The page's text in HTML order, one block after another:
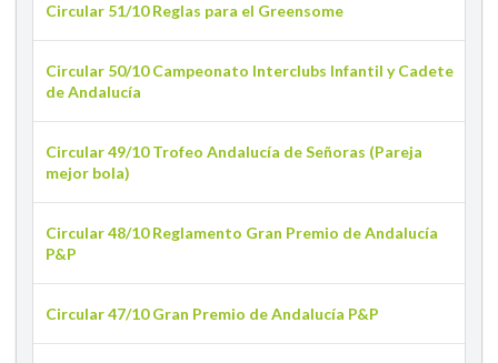
Circular 51/10 Reglas para el Greensome
Circular 50/10 Campeonato Interclubs Infantil y Cadete
de Andalucía
Circular 49/10 Trofeo Andalucía de Señoras (Pareja
mejor bola)
Circular 48/10 Reglamento Gran Premio de Andalucía
P&P
Circular 47/10 Gran Premio de Andalucía P&P